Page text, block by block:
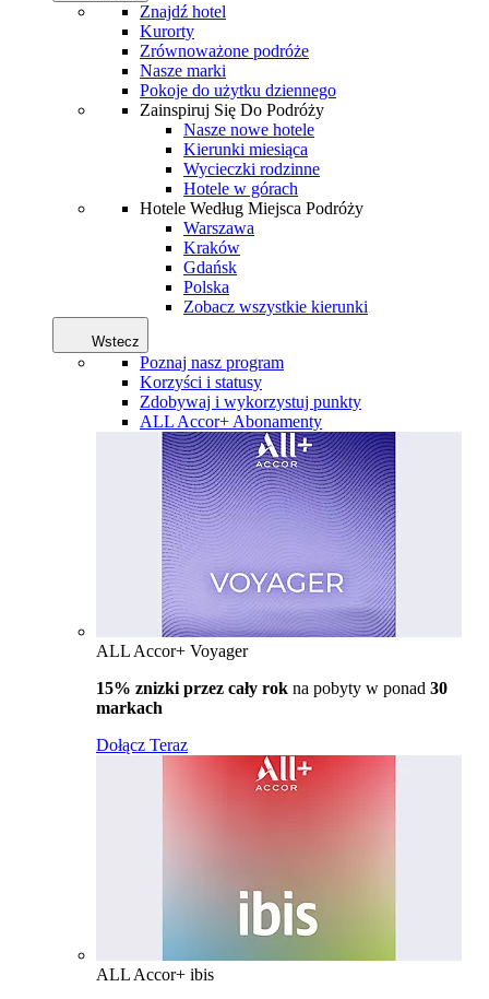
Znajdź hotel
Kurorty
Zrównoważone podróże
Nasze marki
Pokoje do użytku dziennego
Zainspiruj Się Do Podróży
Nasze nowe hotele
Kierunki miesiąca
Wycieczki rodzinne
Hotele w górach
Hotele Według Miejsca Podróży
Warszawa
Kraków
Gdańsk
Polska
Zobacz wszystkie kierunki
Wstecz
Poznaj nasz program
Korzyści i statusy
Zdobywaj i wykorzystuj punkty
ALL Accor+ Abonamenty
ALL Accor+ Voyager
15% znizki przez cały rok na pobyty w ponad 30
markach
Dołącz Teraz
ALL Accor+ ibis